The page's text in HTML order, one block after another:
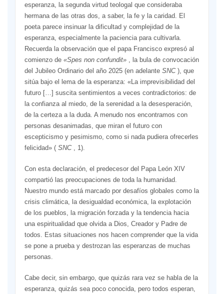
esperanza, la segunda virtud teologal que consideraba
hermana de las otras dos, a saber, la fe y la caridad. El
poeta parece insinuar la dificultad y complejidad de la
esperanza, especialmente la paciencia para cultivarla.
Recuerda la observación que el papa Francisco expresó al
comienzo de «Spes non confundit», la bula de convocación
del Jubileo Ordinario del año 2025 (en adelante SNC), que
sitúa bajo el lema de la esperanza: «La imprevisibilidad del
futuro […] suscita sentimientos a veces contradictorios: de
la confianza al miedo, de la serenidad a la desesperación,
de la certeza a la duda. A menudo nos encontramos con
personas desanimadas, que miran el futuro con
escepticismo y pesimismo, como si nada pudiera ofrecerles
felicidad» ( SNC, 1).
Con esta declaración, el predecesor del Papa León XIV
compartió las preocupaciones de toda la humanidad.
Nuestro mundo está marcado por desafíos globales como la
crisis climática, la desigualdad económica, la explotación
de los pueblos, la migración forzada y la tendencia hacia
una espiritualidad que olvida a Dios, Creador y Padre de
todos. Estas situaciones nos hacen comprender que la vida
se pone a prueba y destrozan las esperanzas de muchas
personas.
Cabe decir, sin embargo, que quizás rara vez se habla de la
esperanza, quizás sea poco conocida, pero todos esperan,